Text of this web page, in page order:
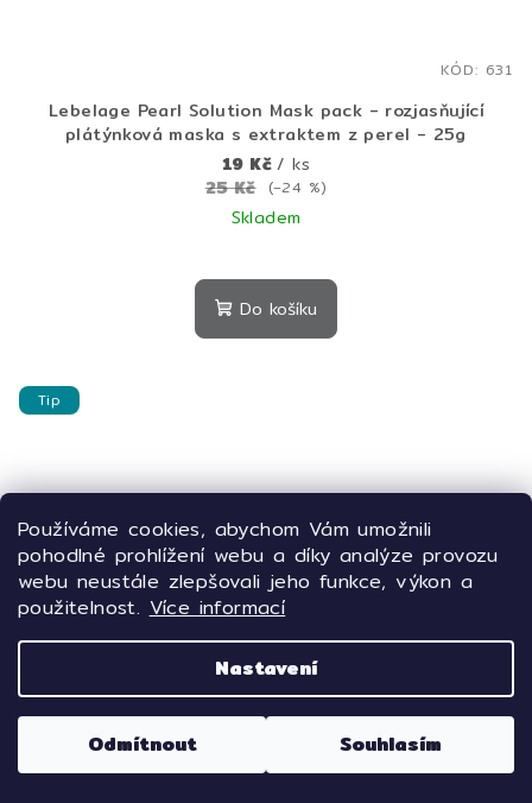
Používáme cookies, abychom Vám umožnili
pohodlné prohlížení webu a díky analýze provozu
webu neustále zlepšovali jeho funkce, výkon a
použitelnost.Více informací
Nastavení
Odmítnout Souhlasím
Lebelage Pearl Solution Mask pack - rozjasňující
plátýnková maska s extraktem z perel - 25g
19 Kč/ ks
25 Kč
(–24 %)
Skladem
Do košíku
KÓD: 631
Tip
610